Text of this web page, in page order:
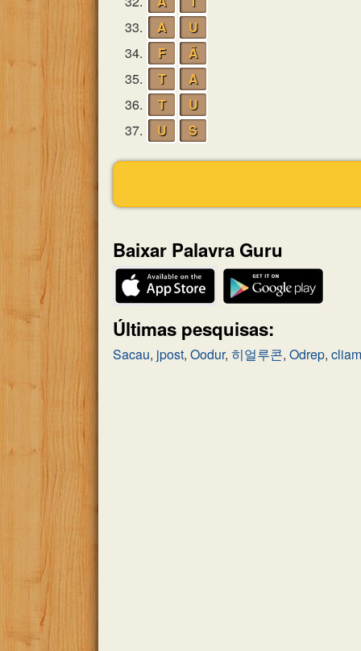
33.
A
U
34.
F
Ã
35.
T
A
36.
T
U
37.
U S
Baixar Palavra Guru
Últimas pesquisas:
Sacau, jpost, Oodur, 히얼루콘, Odrep, cliam